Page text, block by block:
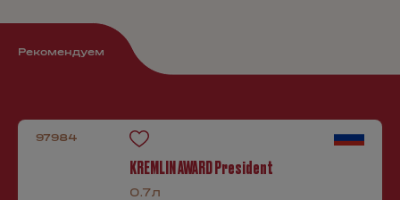
Рекомендуем
97984
KREMLIN AWARD President
0.7л